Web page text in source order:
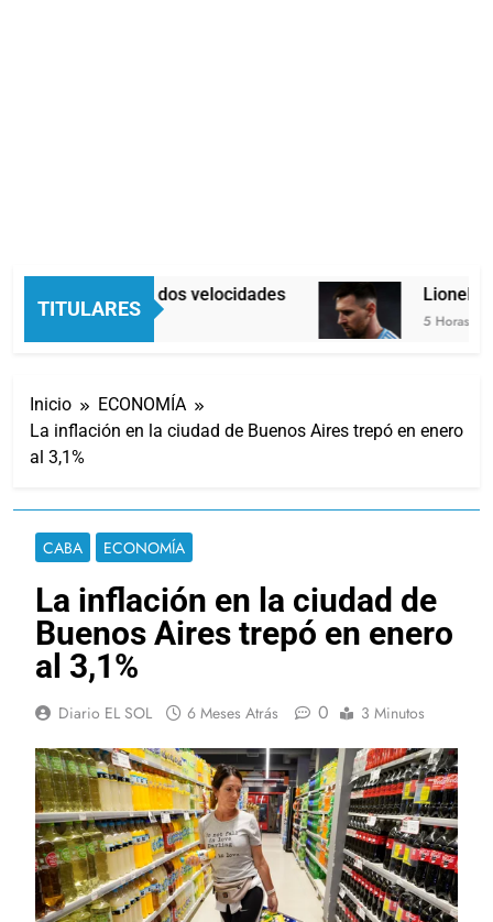
TITULARES
Economía en dos velocidades
4 Horas Atrás
Lionel
5 Horas Atrás
Inicio
ECONOMÍA
La inflación en la ciudad de Buenos Aires trepó en enero
al 3,1%
CABA ECONOMÍA
La inflación en la ciudad de
Buenos Aires trepó en enero
al 3,1%
Diario EL SOL 6 Meses Atrás 0 3 Minutos